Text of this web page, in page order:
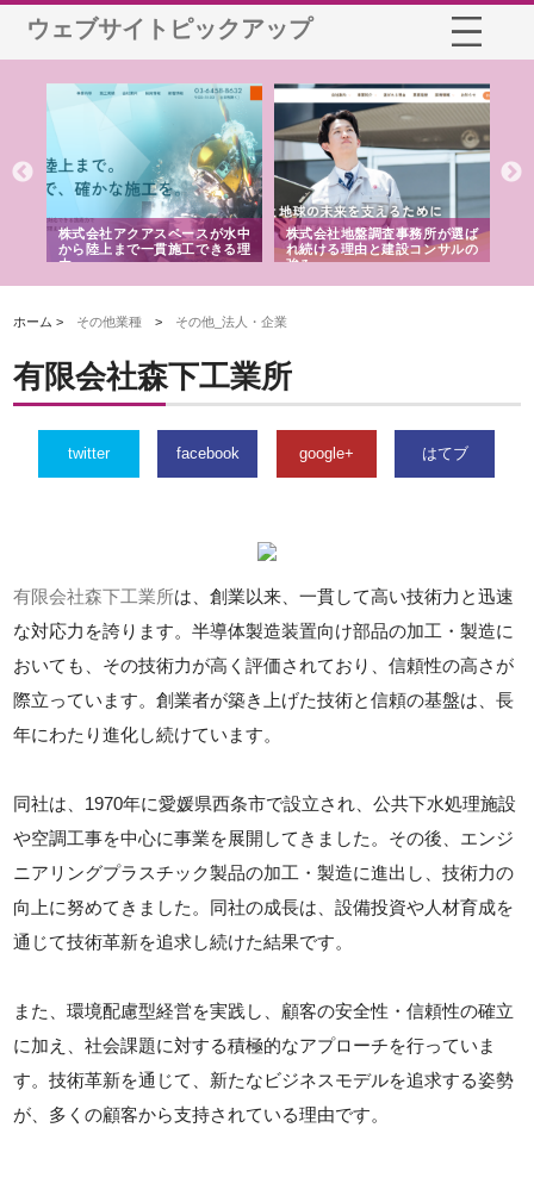
ウェブサイトピックアップ
株式会社アクアスペースが水中
から陸上まで一貫施工できる理
由
株式会社地盤調査事務所が選ば
れ続ける理由と建設コンサルの
強み
ホーム > その他業種 > その他_法人・企業
有限会社森下工業所
twitter facebook google+ はてブ
有限会社森下工業所は、創業以来、一貫して高い技術力と迅速
な対応力を誇ります。半導体製造装置向け部品の加工・製造に
おいても、その技術力が高く評価されており、信頼性の高さが
際立っています。創業者が築き上げた技術と信頼の基盤は、長
年にわたり進化し続けています。
同社は、1970年に愛媛県西条市で設立され、公共下水処理施設
や空調工事を中心に事業を展開してきました。その後、エンジ
ニアリングプラスチック製品の加工・製造に進出し、技術力の
向上に努めてきました。同社の成長は、設備投資や人材育成を
通じて技術革新を追求し続けた結果です。
また、環境配慮型経営を実践し、顧客の安全性・信頼性の確立
に加え、社会課題に対する積極的なアプローチを行っていま
す。技術革新を通じて、新たなビジネスモデルを追求する姿勢
が、多くの顧客から支持されている理由です。